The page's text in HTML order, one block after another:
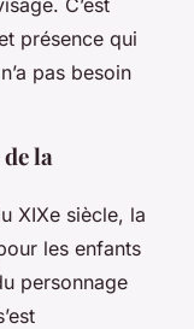
présence qui
pas besoin
la
XIXe siècle, la
les enfants
personnage